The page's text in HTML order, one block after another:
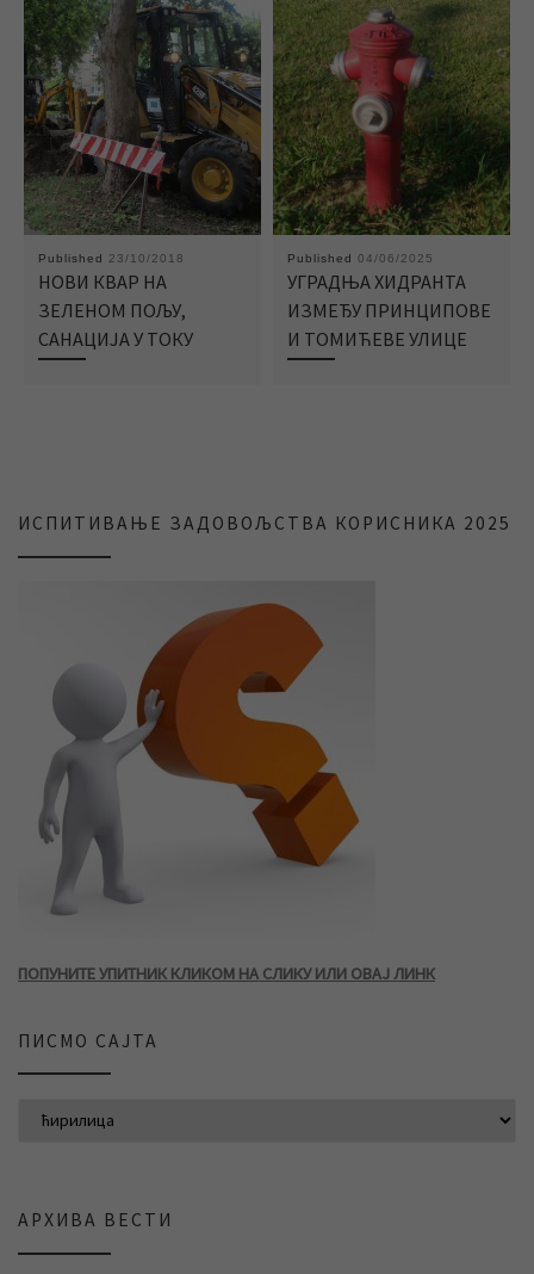
Published 23/10/2018
НОВИ КВАР НА
ЗЕЛЕНОМ ПОЉУ,
САНАЦИЈА У ТОКУ
Published 04/06/2025
УГРАДЊА ХИДРАНТА
ИЗМЕЂУ ПРИНЦИПОВЕ
И ТОМИЋЕВЕ УЛИЦЕ
ИСПИТИВАЊЕ ЗАДОВОЉСТВА КОРИСНИКА 2025
ПОПУНИТЕ УПИТНИК КЛИКОМ НА СЛИКУ ИЛИ ОВАЈ ЛИНК
ПИСМО САЈТА
АРХИВА ВЕСТИ